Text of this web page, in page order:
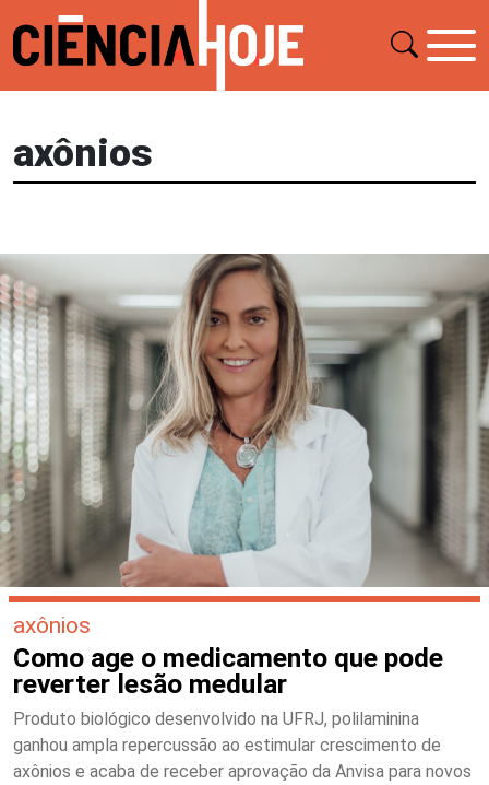
axônios
axônios
Como age o medicamento que pode
reverter lesão medular
Produto biológico desenvolvido na UFRJ, polilaminina
ganhou ampla repercussão ao estimular crescimento de
axônios e acaba de receber aprovação da Anvisa para novos